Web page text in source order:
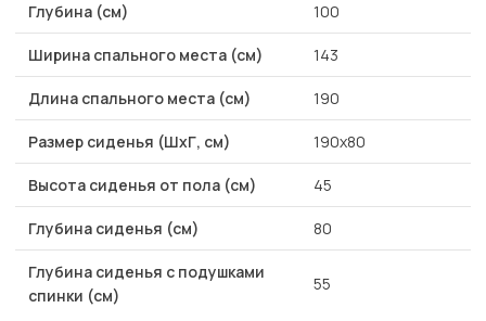
Глубина (см) 100
Ширина спального места (см) 143
Длина спального места (см) 190
Размер сиденья (ШхГ, см) 190х80
Высота сиденья от пола (см) 45
Глубина сиденья (см) 80
Глубина сиденья с подушками
спинки (см)
55